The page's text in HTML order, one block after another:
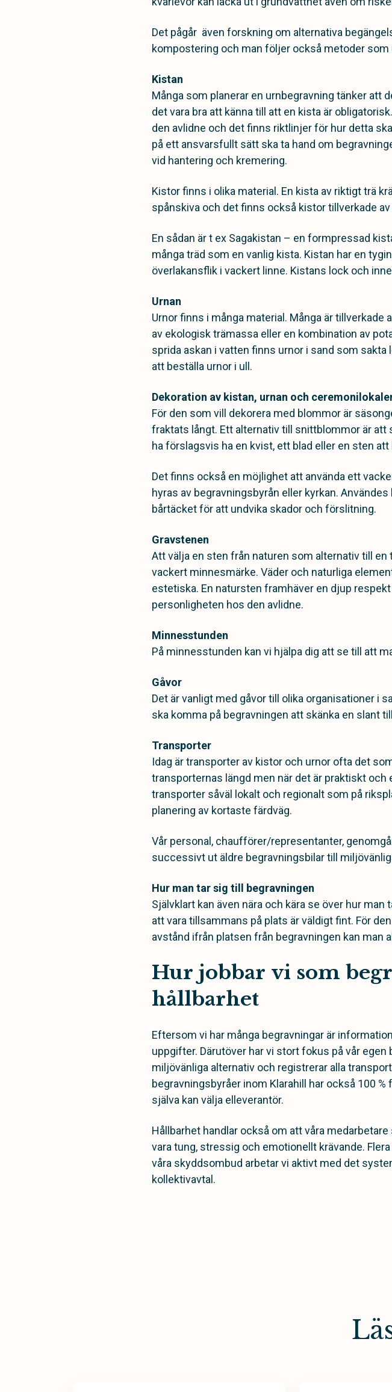
Det pågår även forskning om alternativa
kompostering och man följer också metoder som
Kistan
Många som planerar en urnbegravning tänker att
det vara bra att känna till att en kista är
den avlidne och det finns riktlinjer för hur detta
på ett ansvarsfullt sätt ska ta hand om
vid hantering och kremering.
Kistor finns i olika material. En kista av riktigt trä
spånskiva och det finns också kistor tillverkade
En sådan är t ex Sagakistan – en formpressad
många träd som en vanlig kista. Kistan har en
överlakansflik i vackert linne. Kistans lock och
Urnan
Urnor finns i många material. Många är
av ekologisk trämassa eller en kombination av
sprida askan i vatten finns urnor i sand som
att beställa urnor i ull.
Dekoration av kistan, urnan och
För den som vill dekorera med blommor är
fraktats långt. Ett alternativ till snittblommor är att
ha förslagsvis ha en kvist, ett blad eller en sten
Det finns också en möjlighet att använda ett
hyras av begravningsbyrån eller kyrkan.
bårtäcket för att undvika skador och förslitning.
Gravstenen
Att välja en sten från naturen som alternativ till
vackert minnesmärke. Väder och naturliga
estetiska. En natursten framhäver en djup
personligheten hos den avlidne.
Minnesstunden
På minnesstunden kan vi hjälpa dig att se till att
Gåvor
Det är vanligt med gåvor till olika organisationer i
ska komma på begravningen att skänka en slant
Transporter
Idag är transporter av kistor och urnor ofta det
transporternas längd men när det är praktiskt
transporter såväl lokalt och regionalt som på
planering av kortaste färdväg.
Vår personal, chaufförer/representanter,
successivt ut äldre begravningsbilar till
Hur man tar sig till begravningen
Självklart kan även nära och kära se över hur
att vara tillsammans på plats är väldigt fint. För
avstånd ifrån platsen från begravningen kan man
Hur jobbar vi som
hållbarhet
Eftersom vi har många begravningar är
uppgifter. Därutöver har vi stort fokus på vår
miljövänliga alternativ och registrerar alla
begravningsbyråer inom Klarahill har också 100
själva kan välja elleverantör.
Hållbarhet handlar också om att våra
vara tung, stressig och emotionellt krävande.
våra skyddsombud arbetar vi aktivt med det
kollektivavtal.